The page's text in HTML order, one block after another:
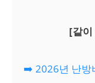
[같이
➡️ 2026년 난방